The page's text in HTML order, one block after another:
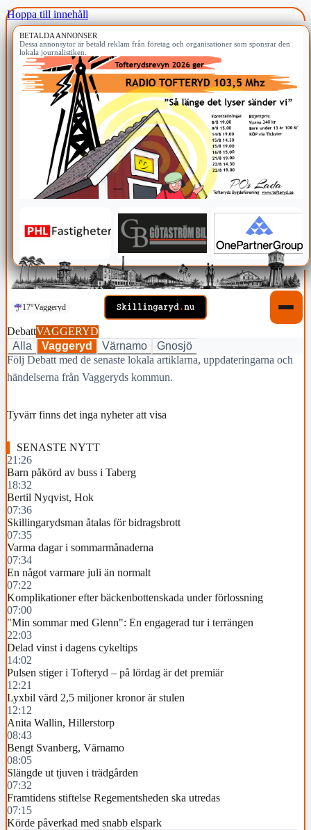
Hoppa till innehåll
BETALDA ANNONSER
Dessa annonsytor är betald reklam från företag och organisationer som sponsrar den
lokala journalistiken.
17°Vaggeryd
DebattVAGGERYD
Alla
Vaggeryd Värnamo
Gnosjö
Följ Debatt med de senaste lokala artiklarna, uppdateringarna och
händelserna från Vaggeryds kommun.
Tyvärr finns det inga nyheter att visa
SENASTE NYTT
21:26
Barn påkörd av buss i Taberg
18:32
Bertil Nyqvist, Hok
07:36
Skillingarydsman åtalas för bidragsbrott
07:35
Varma dagar i sommarmånaderna
07:34
En något varmare juli än normalt
07:22
Komplikationer efter bäckenbottenskada under förlossning
07:00
"Min sommar med Glenn": En engagerad tur i terrängen
22:03
Delad vinst i dagens cykeltips
14:02
Pulsen stiger i Tofteryd – på lördag är det premiär
12:21
Lyxbil värd 2,5 miljoner kronor är stulen
12:12
Anita Wallin, Hillerstorp
08:43
Bengt Svanberg, Värnamo
08:05
Slängde ut tjuven i trädgården
07:32
Framtidens stiftelse Regementsheden ska utredas
07:15
Körde påverkad med snabb elspark